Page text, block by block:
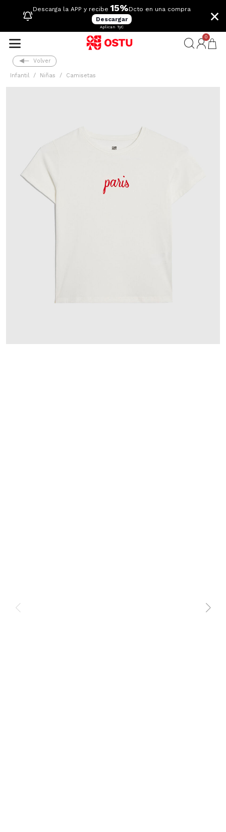
Descarga la APP y recibe 15%Dcto en una compra
Descargar
Aplican TyC
×
0
Volver
Infantil Niñas Camisetas